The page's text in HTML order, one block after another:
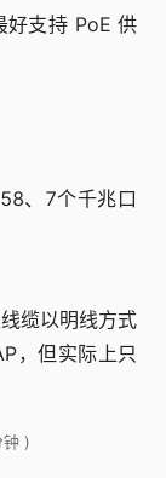
好支持 PoE 供
、7个千兆口
缆以明线方式
，但实际上只
)